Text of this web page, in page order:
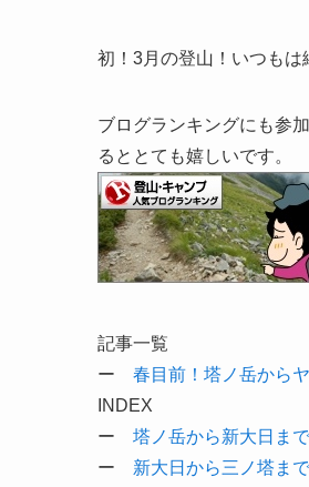
初！3月の登山！いつも
ブログランキングにも参
るととても嬉しいです。
記事一覧
ー 春目前！塔ノ岳から
INDEX
ー 塔ノ岳から新大日まで
ー 新大日から三ノ塔まで